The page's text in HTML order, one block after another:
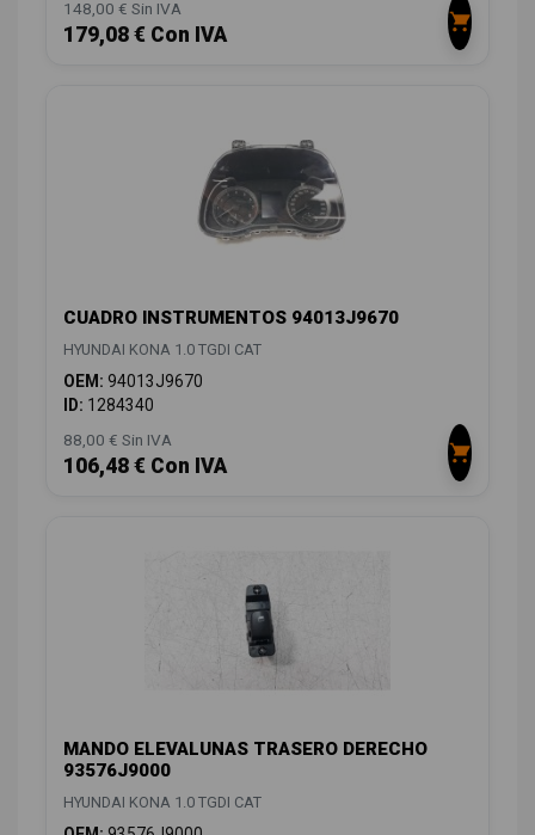
148,00 € Sin IVA
179,08 € Con IVA
CUADRO INSTRUMENTOS 94013J9670
HYUNDAI KONA 1.0 TGDI CAT
OEM: 94013J9670
ID: 1284340
88,00 € Sin IVA
106,48 € Con IVA
MANDO ELEVALUNAS TRASERO DERECHO
93576J9000
HYUNDAI KONA 1.0 TGDI CAT